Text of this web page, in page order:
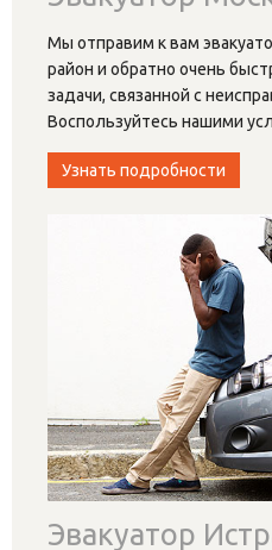
Мы отправим к вам
район и обратно очень
задачи, связанной с
Воспользуйтесь нашими
Узнать подробности
Эвакуатор